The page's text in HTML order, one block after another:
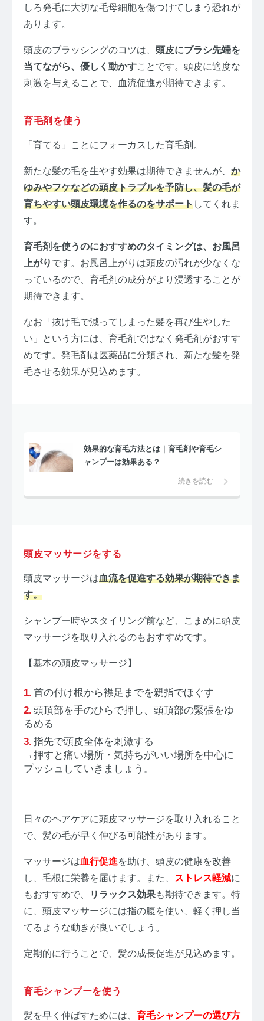
しろ発毛に大切な毛母細胞を傷つけてしまう恐れが
あります。
頭皮のブラッシングのコツは、 頭皮にブラシ先端を
当てながら、優しく動かすことです。頭皮に適度な
刺激を与えることで、血流促進が期待できます。
育毛剤を使う
「育てる」ことにフォーカスした育毛剤。
新たな髪の毛を生やす効果は期待できませんが、 か
ゆみやフケなどの頭皮トラブルを予防し、髪の毛が
育ちやすい頭皮環境を作るのをサポートしてくれま
す。
育毛剤を使うのにおすすめのタイミングは、お風呂
上がり です。お風呂上がりは頭皮の汚れが少なくな
っているので、育毛剤の成分がより浸透することが
期待できます。
なお「抜け毛で減ってしまった髪を再び生やした
い」という方には、育毛剤ではなく発毛剤がおすす
めです。発毛剤は医薬品に分類され、新たな髪を発
毛させる効果が見込めます。
効果的な育毛方法とは｜育毛剤や育毛シ
ャンプーは効果ある？
続きを読む
頭皮マッサージをする
頭皮マッサージは血流を促進する効果が期待できま
す。
シャンプー時やスタイリング前など、こまめに頭皮
マッサージを取り入れるのもおすすめです。
【基本の頭皮マッサージ】
首の付け根から襟足までを親指でほぐす
頭頂部を手のひらで押し、頭頂部の緊張をゆ
るめる
指先で頭皮全体を刺激する
→押すと痛い場所・気持ちがいい場所を中心に
プッシュしていきましょう。
日々のヘアケアに頭皮マッサージを取り入れること
で、髪の毛が早く伸びる可能性があります。
マッサージは血行促進を助け、頭皮の健康を改善
し、毛根に栄養を届けます。また、
ストレス軽減に
もおすすめで、
リラックス効果も期待できます。特
に、頭皮マッサージには指の腹を使い、軽く押し当
てるような動きが良いでしょう。
定期的に行うことで、髪の成長促進が見込めます。
育毛シャンプーを使う
髪を早く伸ばすためには、 育毛シャンプーの選び方